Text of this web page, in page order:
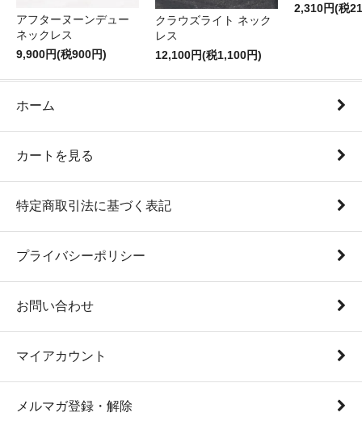
アフターヌーンデュー
ネックレス
9,900円(税900円)
クラウズライト ネック
レス
12,100円(税1,100円)
2,310円(税
ホーム
カートを見る
特定商取引法に基づく表記
プライバシーポリシー
お問い合わせ
マイアカウント
メルマガ登録・解除